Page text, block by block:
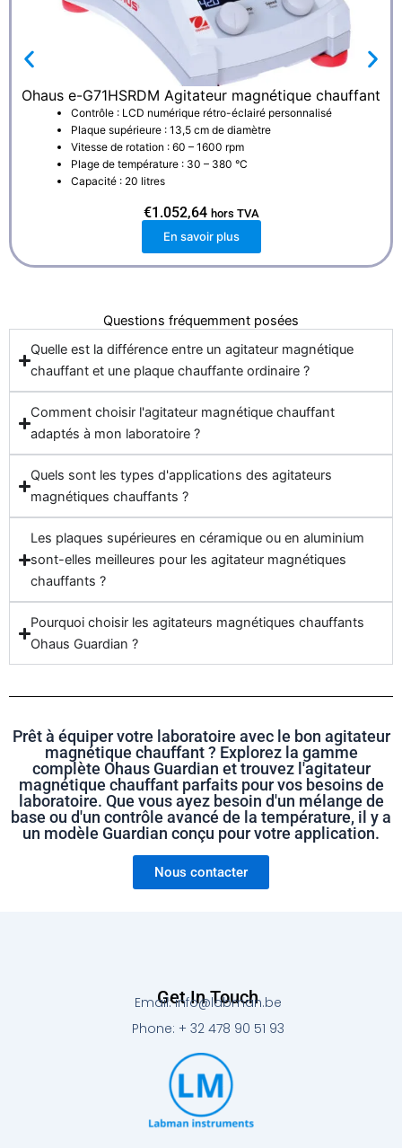
Ohaus e-G71HSRDM Agitateur magnétique chauffant
Contrôle : LCD numérique rétro-éclairé personnalisé
Plaque supérieure : 13,5 cm de diamètre
Vitesse de rotation : 60 – 1600 rpm
Plage de température : 30 – 380 °C
Capacité : 20 litres
€1.052,64 hors TVA
En savoir plus
Questions fréquemment posées
Quelle est la différence entre un agitateur magnétique
chauffant et une plaque chauffante ordinaire ?
Comment choisir l'agitateur magnétique chauffant
adaptés à mon laboratoire ?
Quels sont les types d'applications des agitateurs
magnétiques chauffants ?
Les plaques supérieures en céramique ou en aluminium
sont-elles meilleures pour les agitateur magnétiques
chauffants ?
Pourquoi choisir les agitateurs magnétiques chauffants
Ohaus Guardian ?
Prêt à équiper votre laboratoire avec le bon agitateur
magnétique chauffant ? Explorez la gamme
complète Ohaus Guardian et trouvez l'agitateur
magnétique chauffant parfaits pour vos besoins de
laboratoire. Que vous ayez besoin d'un mélange de
base ou d'un contrôle avancé de la température, il y a
un modèle Guardian conçu pour votre application.
Nous contacter
Get In Touch
Email: info@labman.be
Phone: + 32 478 90 51 93